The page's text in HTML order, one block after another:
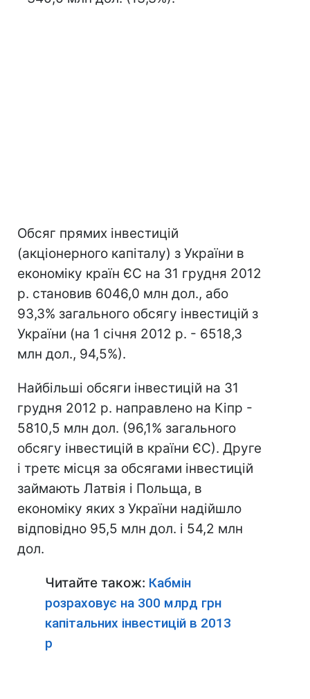
Обсяг прямих інвестицій
(акціонерного капіталу) з України в
економіку країн ЄС на 31 грудня 2012
р. становив 6046,0 млн дол., або
93,3% загального обсягу інвестицій з
України (на 1 січня 2012 р. - 6518,3
млн дол., 94,5%).
Найбільші обсяги інвестицій на 31
грудня 2012 р. направлено на Кіпр -
5810,5 млн дол. (96,1% загального
обсягу інвестицій в країни ЄС). Друге
і третє місця за обсягами інвестицій
займають Латвія і Польща, в
економіку яких з України надійшло
відповідно 95,5 млн дол. і 54,2 млн
дол.
Читайте також: Кабмін
розраховує на 300 млрд грн
капітальних інвестицій в 2013
р